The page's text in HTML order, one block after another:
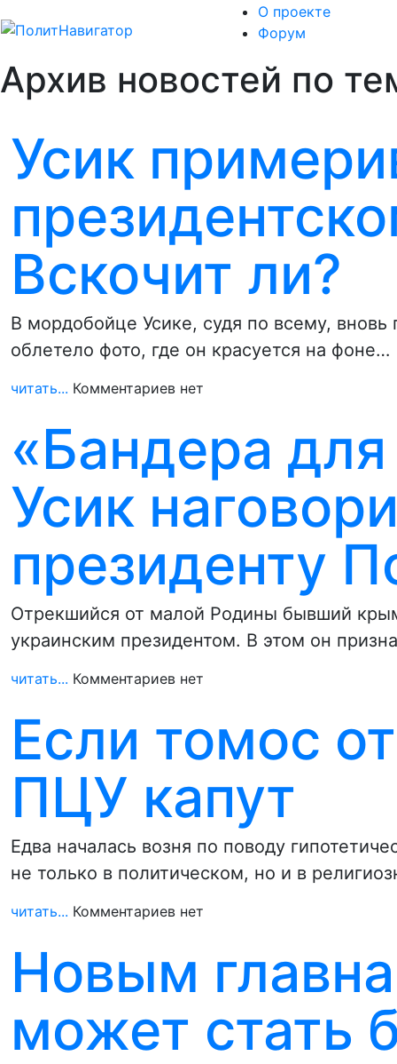
О проекте
Форум
Архив новостей по
Усик
Вскочит ли?
В мордобойце Усике, судя по всему,
облетело фото, где он красуется на фоне…
читать... Комментариев нет
«Бандера
Усик
президенту
Отрекшийся от малой Родины бывший
украинским президентом. В этом он
читать... Комментариев нет
Если томос
ПЦУ капут
Едва началась возня по поводу
не только в политическом, но и в
читать... Комментариев нет
Новым
может стать